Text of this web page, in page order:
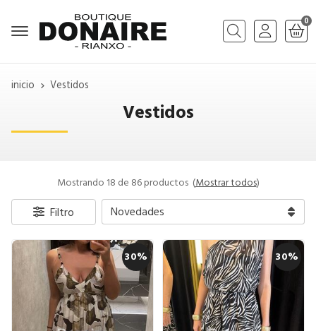
Buscar
0
inicio Vestidos
Vestidos
Mostrando 18 de 86 productos (Mostrar todos)
Filtro
30% 30%